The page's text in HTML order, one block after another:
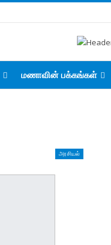
மணாவின் பக்கங்கள்
அரசியல்